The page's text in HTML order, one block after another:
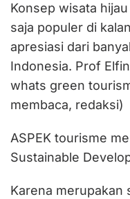
Konsep wisata
saja populer di
apresiasi dari
Indonesia. Prof
whats green
membaca, redaksi)
ASPEK tourisme
Sustainable
Karena merupakan